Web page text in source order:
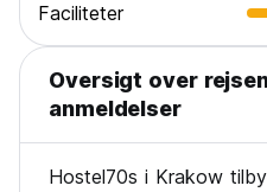
Faciliteter
Oversigt over
anmeldelser
Hostel70s i Krakow